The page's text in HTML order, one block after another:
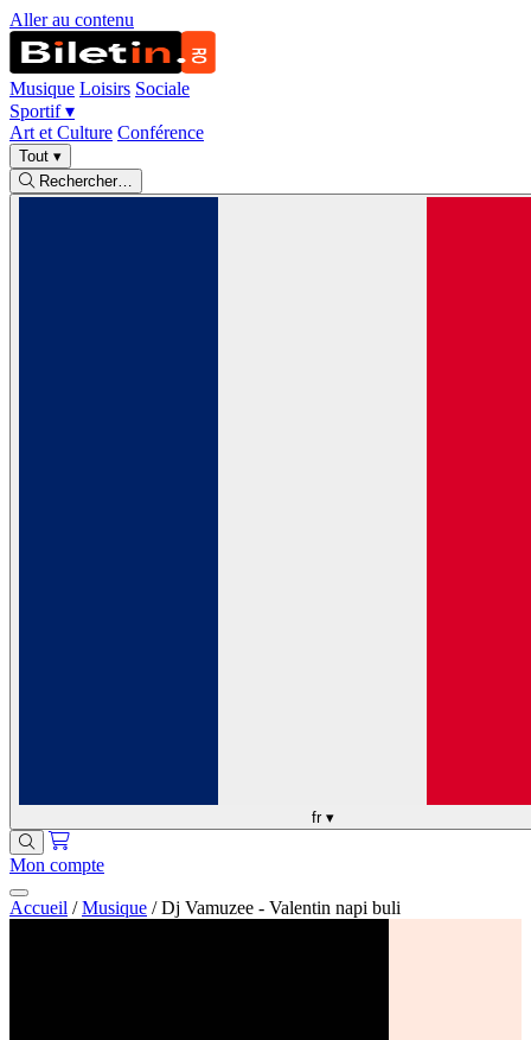
Aller au contenu
Musique Loisirs Sociale
Sportif▾
Art et Culture Conférence
Tout ▾
Rechercher…
fr ▾
Mon compte
Accueil / Musique / Dj Vamuzee - Valentin napi buli